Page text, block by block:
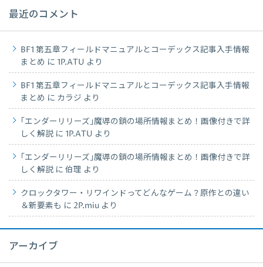
最近のコメント
BF1 第五章フィールドマニュアルとコーデックス記事入手情報
まとめ に 1P.ATU より
BF1 第五章フィールドマニュアルとコーデックス記事入手情報
まとめ に カラジ より
｢エンダーリリーズ｣魔導の鎖の場所情報まとめ！画像付きで詳
しく解説 に 1P.ATU より
｢エンダーリリーズ｣魔導の鎖の場所情報まとめ！画像付きで詳
しく解説 に 伯理 より
クロックタワー・リワインドってどんなゲーム？原作との違い
＆新要素も に 2P.miu より
アーカイブ